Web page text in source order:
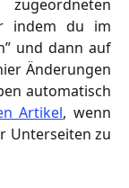
indem du im
und dann auf
Änderungen
automatisch
Artikel, wenn
Unterseiten zu